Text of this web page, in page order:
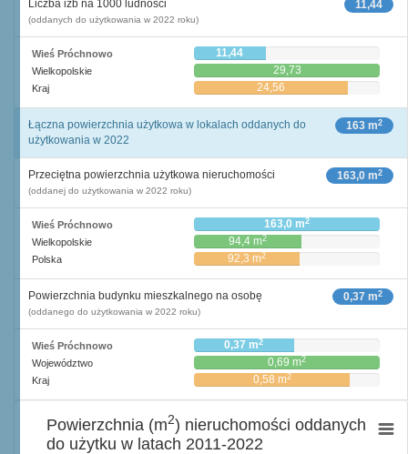
11,44
Liczba izb na 1000 ludności
(oddanych do użytkowania w 2022 roku)
Wieś Próchnowo 11,44
Wielkopolskie 29,73
Kraj 24,56
163 m2
Łączna powierzchnia użytkowa w lokalach oddanych do
użytkowania w 2022
163,0 m2
Przeciętna powierzchnia użytkowa nieruchomości
(oddanej do użytkowania w 2022 roku)
Wieś Próchnowo 163,0 m2
Wielkopolskie 94,4 m2
Polska 92,3 m2
0,37 m2
Powierzchnia budynku mieszkalnego na osobę
(oddanego do użytkowania w 2022 roku)
Wieś Próchnowo 0,37 m2
Województwo 0,69 m2
Kraj 0,58 m2
Powierzchnia (m2) nieruchomości oddanych
do użytku w latach 2011-2022